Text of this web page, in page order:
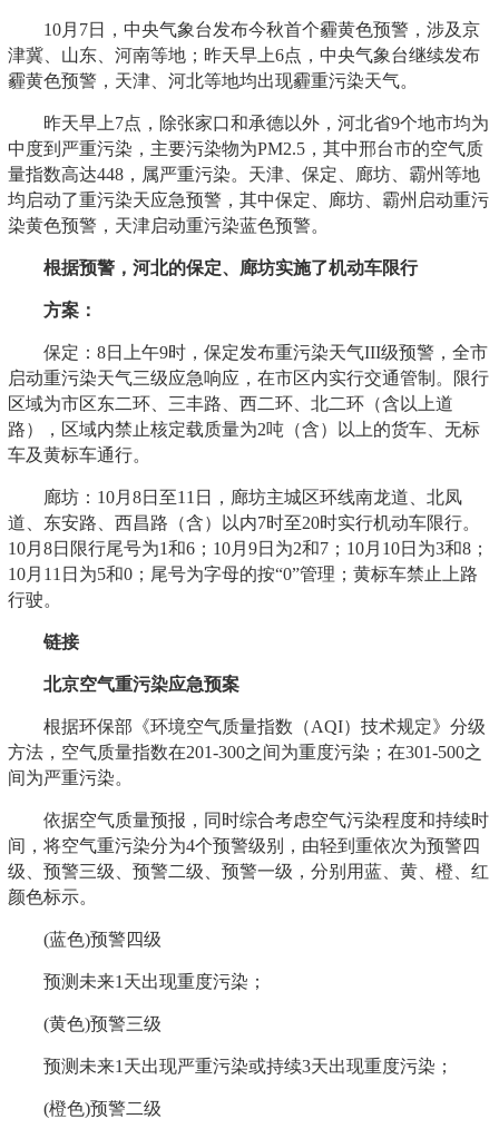
10月7日，中央气象台发布今秋首个霾黄色预警，涉及京
津冀、山东、河南等地；昨天早上6点，中央气象台继续发布
霾黄色预警，天津、河北等地均出现霾重污染天气。
昨天早上7点，除张家口和承德以外，河北省9个地市均为
中度到严重污染，主要污染物为PM2.5，其中邢台市的空气质
量指数高达448，属严重污染。天津、保定、廊坊、霸州等地
均启动了重污染天应急预警，其中保定、廊坊、霸州启动重污
染黄色预警，天津启动重污染蓝色预警。
根据预警，河北的保定、廊坊实施了机动车限行
方案：
保定：8日上午9时，保定发布重污染天气III级预警，全市
启动重污染天气三级应急响应，在市区内实行交通管制。限行
区域为市区东二环、三丰路、西二环、北二环（含以上道
路），区域内禁止核定载质量为2吨（含）以上的货车、无标
车及黄标车通行。
廊坊：10月8日至11日，廊坊主城区环线南龙道、北凤
道、东安路、西昌路（含）以内7时至20时实行机动车限行。
10月8日限行尾号为1和6；10月9日为2和7；10月10日为3和8；
10月11日为5和0；尾号为字母的按“0”管理；黄标车禁止上路
行驶。
链接
北京空气重污染应急预案
根据环保部《环境空气质量指数（AQI）技术规定》分级
方法，空气质量指数在201-300之间为重度污染；在301-500之
间为严重污染。
依据空气质量预报，同时综合考虑空气污染程度和持续时
间，将空气重污染分为4个预警级别，由轻到重依次为预警四
级、预警三级、预警二级、预警一级，分别用蓝、黄、橙、红
颜色标示。
(蓝色)预警四级
预测未来1天出现重度污染；
(黄色)预警三级
预测未来1天出现严重污染或持续3天出现重度污染；
(橙色)预警二级